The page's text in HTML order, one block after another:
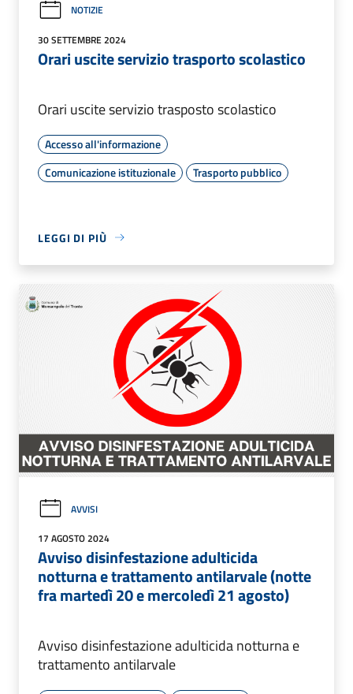
NOTIZIE
30 SETTEMBRE 2024
Orari uscite servizio trasporto scolastico
Orari uscite servizio trasposto scolastico
Accesso all'informazione
Comunicazione istituzionale
Trasporto pubblico
LEGGI DI PIÙ
AVVISI
17 AGOSTO 2024
Avviso disinfestazione adulticida
notturna e trattamento antilarvale (notte
fra martedì 20 e mercoledì 21 agosto)
Avviso disinfestazione adulticida notturna e
trattamento antilarvale